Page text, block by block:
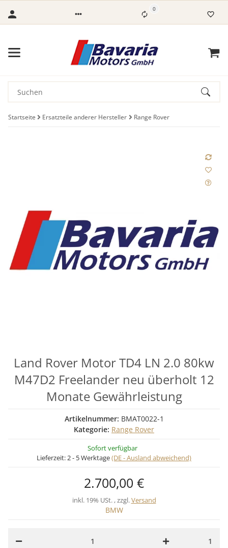
0
Startseite Ersatzteile anderer Hersteller Range Rover
Land Rover Motor TD4 LN 2.0 80kw
M47D2 Freelander neu überholt 12
Monate Gewährleistung
Artikelnummer: BMAT0022-1
Kategorie: Range Rover
Sofort verfügbar
Lieferzeit:2 - 5 Werktage(DE - Ausland abweichend)
2.700,00 €
inkl. 19% USt. , zzgl.Versand
BMW
1